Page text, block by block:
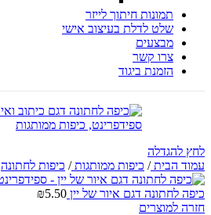
תמונות חיתוך לייזר
שלט לדלת בעיצוב אישי
מבצעים
צרו קשר
הזמנת ביגוד
לחץ להגדלה
עמוד הבית/ כיפות ממותגות/ כיפות לחתונה
כיפה לחתונה דגם איור של יין ₪5.50
חזרה למוצרים